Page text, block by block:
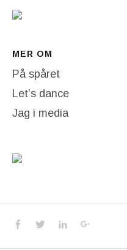
MER OM
På spåret
Let’s dance
Jag i media
Social Media
Facebook
TwitterLinkedIn